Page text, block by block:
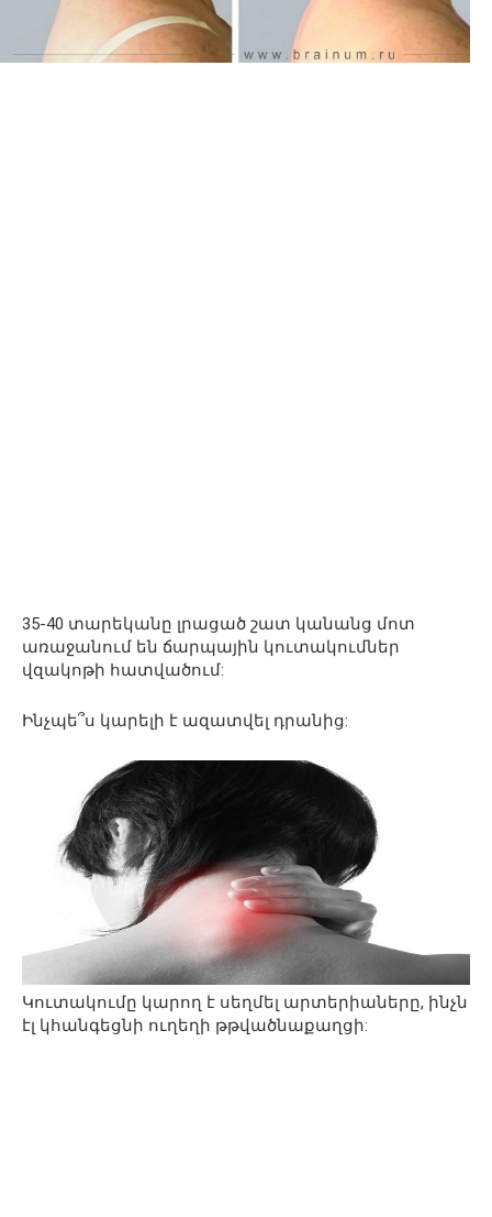
35-40 տարեկանը լրացած շատ կանանց մոտ
առաջանում են ճարպային կուտակումներ
վզակոթի հատվածում:
Ինչպե՞ս կարելի է ազատվել դրանից:
Կուտակումը կարող է սեղմել արտերիաները, ինչն
էլ կհանգեցնի ուղեղի թթվածնաքաղցի: